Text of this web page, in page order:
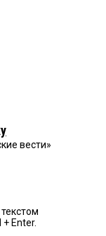
вести»
Enter.